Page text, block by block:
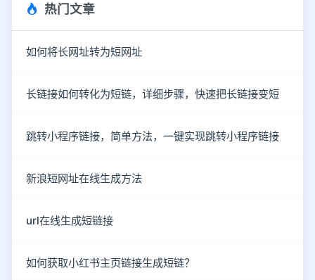
热门文章
如何将长网址转为短网址
长链接如何转化为短链，详细步骤，快速把长链接变短
跳转小程序链接，简单方法，一键实现跳转小程序链接
新浪短网址在线生成方法
url在线生成短链接
如何获取小红书主页链接生成短链？